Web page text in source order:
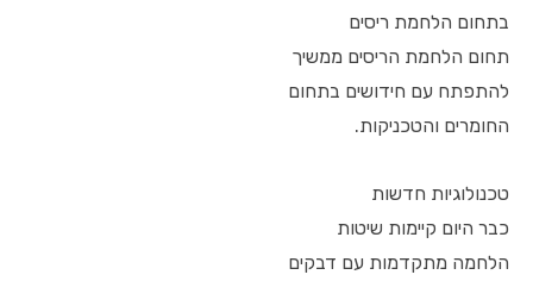
בתחום הלחמת ריסים
תחום הלחמת הריסים ממשיך
להתפתח עם חידושים בתחום
החומרים והטכניקות.
טכנולוגיות חדשות
כבר היום קיימות שיטות
הלחמה מתקדמות עם דבקים